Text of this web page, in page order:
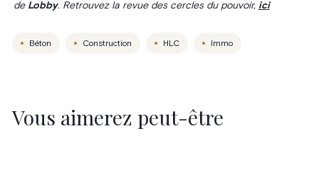
de Lobby. Retrouvez la revue des cercles du pouvoir, ici
Béton Construction HLC Immo
Vous aimerez peut-être